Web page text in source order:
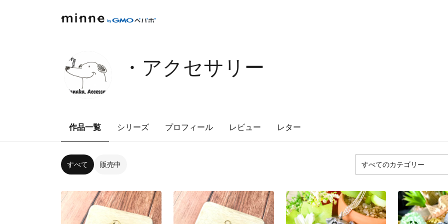
・アクセサリー
作品一覧 シリーズ プロフィール レビュー レター
すべて 販売中